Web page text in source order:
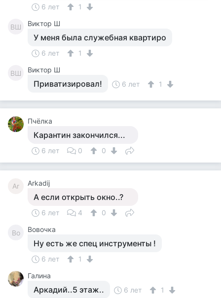
6 лет 1
ВШ Виктор Ш
У меня была служебная квартиро
6 лет 1
ВШ Виктор Ш
Приватизировал! 6 лет 1
Пчёлка
Карантин закончился...
6 лет 0 0
Ar Arkadij
А если открыть окно..?
6 лет 4 0
Во Вовочка
Ну есть же спец инструменты !
6 лет
1
Галина
Аркадий..5 этаж.. 6 лет 1